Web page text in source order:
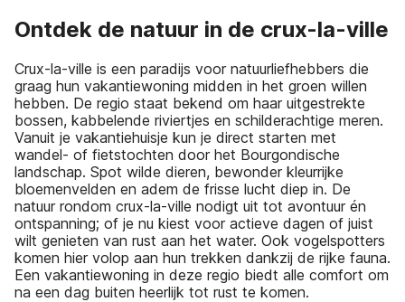
Ontdek de natuur in de crux-la-ville
Crux-la-ville is een paradijs voor natuurliefhebbers die
graag hun vakantiewoning midden in het groen willen
hebben. De regio staat bekend om haar uitgestrekte
bossen, kabbelende riviertjes en schilderachtige meren.
Vanuit je vakantiehuisje kun je direct starten met
wandel- of fietstochten door het Bourgondische
landschap. Spot wilde dieren, bewonder kleurrijke
bloemenvelden en adem de frisse lucht diep in. De
natuur rondom crux-la-ville nodigt uit tot avontuur én
ontspanning; of je nu kiest voor actieve dagen of juist
wilt genieten van rust aan het water. Ook vogelspotters
komen hier volop aan hun trekken dankzij de rijke fauna.
Een vakantiewoning in deze regio biedt alle comfort om
na een dag buiten heerlijk tot rust te komen.